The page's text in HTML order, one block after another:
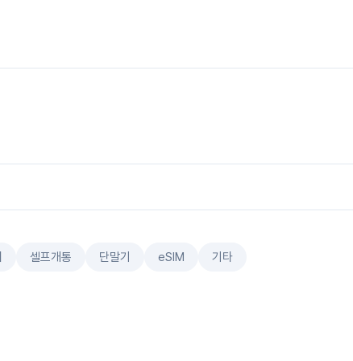
셀프개통 단말기 eSIM 기타